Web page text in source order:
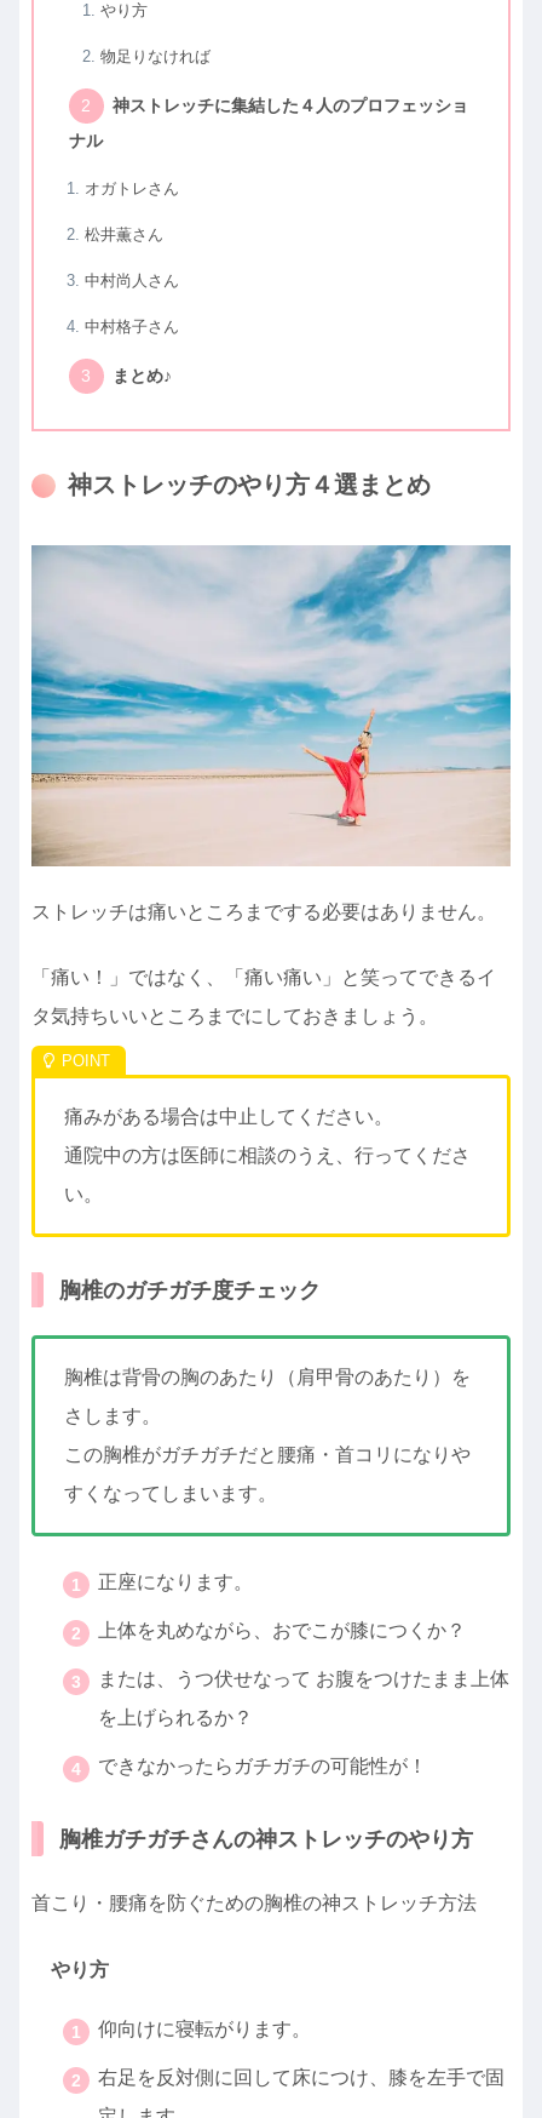
やり方
物足りなければ
神ストレッチに集結した４人のプロフェッショ
ナル
オガトレさん
松井薫さん
中村尚人さん
中村格子さん
まとめ♪
神ストレッチのやり方４選まとめ
ストレッチは痛いところまでする必要はありません。
「痛い！」ではなく、「痛い痛い」と笑ってできるイ
タ気持ちいいところまでにしておきましょう。
痛みがある場合は中止してください。
通院中の方は医師に相談のうえ、行ってくださ
い。
胸椎のガチガチ度チェック
胸椎は背骨の胸のあたり（肩甲骨のあたり）を
さします。
この胸椎がガチガチだと腰痛・首コリになりや
すくなってしまいます。
正座になります。
上体を丸めながら、おでこが膝につくか？
または、うつ伏せなって お腹をつけたまま上体
を上げられるか？
できなかったらガチガチの可能性が！
胸椎ガチガチさんの神ストレッチのやり方
首こり・腰痛を防ぐための胸椎の神ストレッチ方法
やり方
仰向けに寝転がります。
右足を反対側に回して床につけ、膝を左手で固